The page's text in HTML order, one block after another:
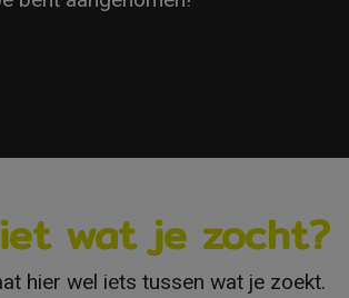
wat je zocht?
hier wel iets tussen wat je zoekt.